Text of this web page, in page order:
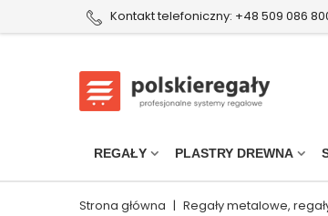
Kontakt telefoniczny: +48 509 086
REGAŁY PLASTRY DREWNA
Strona główna | Regały metalowe,